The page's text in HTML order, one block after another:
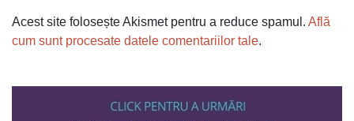
Acest site folosește Akismet pentru a reduce spamul. Află
cum sunt procesate datele comentariilor tale.